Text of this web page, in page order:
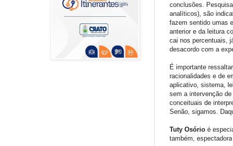
conclusões.
analíticos), são
fazem sentido umas
anterior e da leitura
cai nos percentuais,
desacordo com a
É importante
racionalidades e de
aplicativo, sistema,
sem a intervenção
conceituais de
Senão, sigamos.
Tuty Osório é
também,